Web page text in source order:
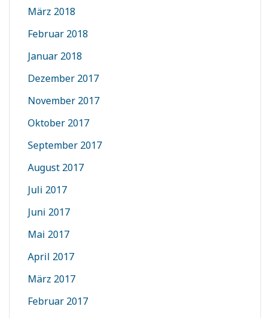
März 2018
Februar 2018
Januar 2018
Dezember 2017
November 2017
Oktober 2017
September 2017
August 2017
Juli 2017
Juni 2017
Mai 2017
April 2017
März 2017
Februar 2017